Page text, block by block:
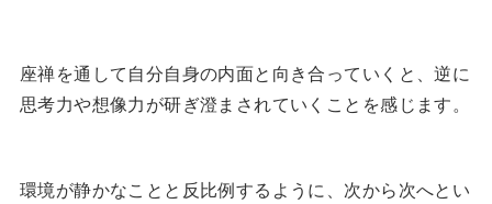
座禅を通して自分自身の内面と向き合っていくと、逆に
思考力や想像力が研ぎ澄まされていくことを感じます。
環境が静かなことと反比例するように、次から次へとい